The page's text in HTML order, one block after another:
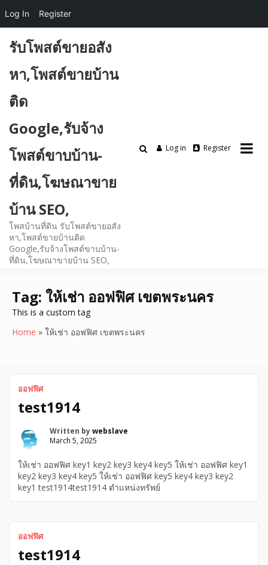
content
รับโพสต์ขายอสัง
หา,โพสต์ขายบ้าน
ติด
Google,รับจ้าง
โพสต์ขาบบ้าน-
ที่ดิน,โฆษณาขาย
บ้าน SEO,
โพสบ้านที่ดิน รับโพสต์ขายอสัง
หา,โพสต์ขายบ้านติด
Google,รับจ้างโพสต์ขาบบ้าน-
ที่ดิน,โฆษณาขายบ้าน SEO,
Log in Register
Tag: ให้เช่า ออฟฟิศ เขตพระนคร
This is a custom tag
Home » ให้เช่า ออฟฟิศ เขตพระนคร
ออฟฟิศ
test1914
Written bywebslave
March 5, 2025
ให้เช่า ออฟฟิศ key1 key2 key3 key4 key5 ให้เช่า ออฟฟิศ key1
key2 key3 key4 key5 ให้เช่า ออฟฟิศ key5 key4 key3 key2
key1 test1914test1914 ตำแหน่งทรัพย์
ออฟฟิศ
test1914
Log In Register